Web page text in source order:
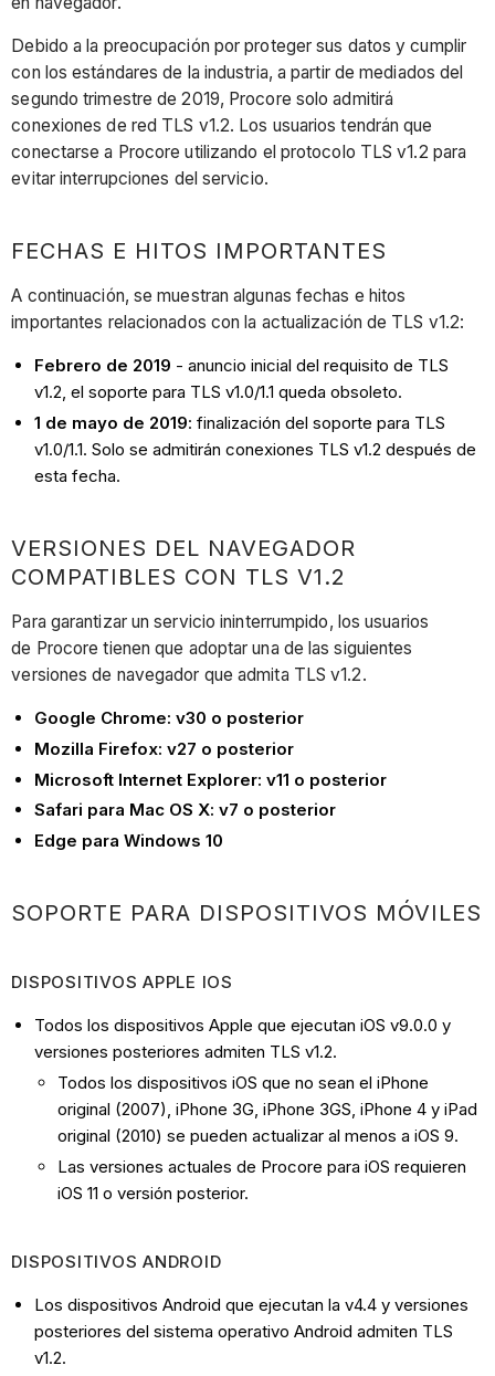
Debido a la preocupación por proteger sus datos y cumplir
con los estándares de la industria, a partir de mediados del
segundo trimestre de 2019, Procore solo admitirá
conexiones de red TLS v1.2. Los usuarios tendrán que
conectarse a Procore utilizando el protocolo TLS v1.2 para
evitar interrupciones del servicio.
FECHAS E HITOS IMPORTANTES
A continuación, se muestran algunas fechas e hitos
importantes relacionados con la actualización de TLS v1.2:
Febrero de 2019 - anuncio inicial del requisito de TLS
v1.2, el soporte para TLS v1.0/1.1 queda obsoleto.
1 de mayo de 2019: finalización del soporte para TLS
v1.0/1.1. Solo se admitirán conexiones TLS v1.2 después de
esta fecha.
VERSIONES DEL NAVEGADOR
COMPATIBLES CON TLS V1.2
Para garantizar un servicio ininterrumpido, los usuarios
de Procore tienen que adoptar una de las siguientes
versiones de navegador que admita TLS v1.2.
Google Chrome: v30 o posterior
Mozilla Firefox: v27 o posterior
Microsoft Internet Explorer: v11 o posterior
Safari para Mac OS X: v7 o posterior
Edge para Windows 10
SOPORTE PARA DISPOSITIVOS MÓVILES
DISPOSITIVOS APPLE IOS
Todos los dispositivos Apple que ejecutan iOS v9.0.0 y
versiones posteriores admiten TLS v1.2.
Todos los dispositivos iOS que no sean el iPhone
original (2007), iPhone 3G, iPhone 3GS, iPhone 4 y iPad
original (2010) se pueden actualizar al menos a iOS 9.
Las versiones actuales de Procore para iOS requieren
iOS 11 o versión posterior.
DISPOSITIVOS ANDROID
Los dispositivos Android que ejecutan la v4.4 y versiones
posteriores del sistema operativo Android admiten TLS
v1.2.